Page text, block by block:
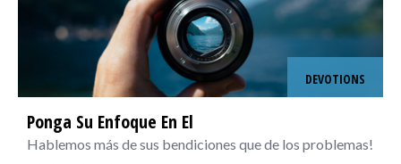
DEVOTIONS
Ponga Su Enfoque En El
Hablemos más de sus bendiciones que de los problemas!